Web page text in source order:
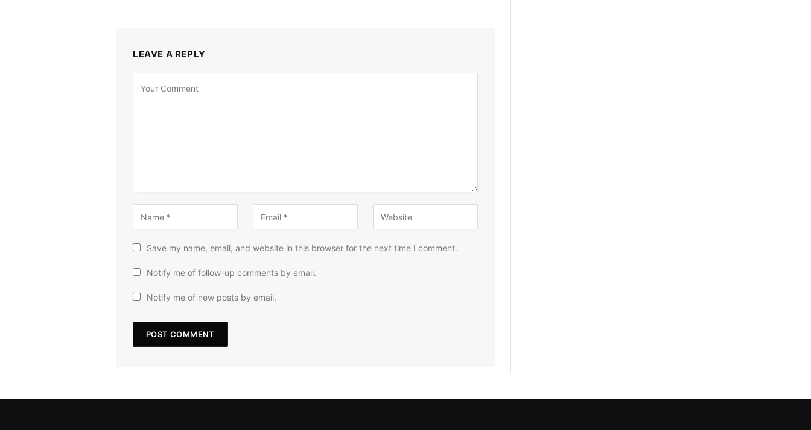
LEAVE A REPLY
Save my name, email, and website in this browser for the next time I comment.
Notify me of follow-up comments by email.
Notify me of new posts by email.